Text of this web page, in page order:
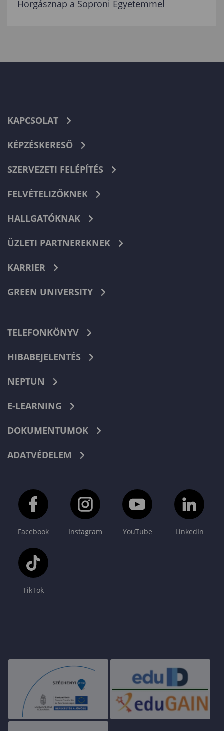
Horgásznap a Soproni Egyetemmel
KAPCSOLAT
KÉPZÉSKERESŐ
SZERVEZETI FELÉPÍTÉS
FELVÉTELIZŐKNEK
HALLGATÓKNAK
ÜZLETI PARTNEREKNEK
KARRIER
GREEN UNIVERSITY
TELEFONKÖNYV
HIBABEJELENTÉS
NEPTUN
E-LEARNING
DOKUMENTUMOK
ADATVÉDELEM
Facebook Instagram YouTube LinkedIn
TikTok